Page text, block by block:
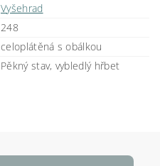
Vyšehrad
248
celoplátěná s obálkou
Pěkný stav, vybledlý hřbet